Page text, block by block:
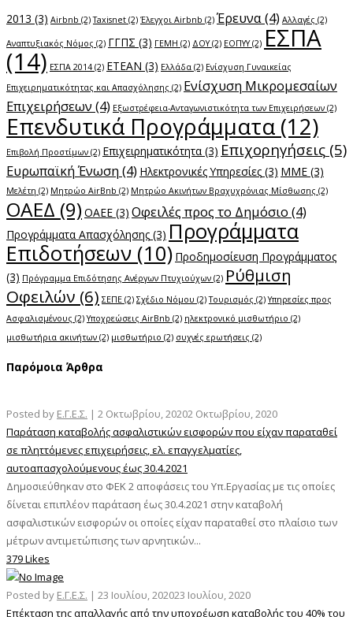
2013 (3) Airbnb (2) Taxisnet (2) Έλεγχοι Airbnb (2) Έρευνα(4) Αλλαγές (2)
Αναπτυξιακός Νόμος (2) ΓΓΠΣ (3) ΓΕΜΗ (2) ΔΟΥ(2) ΕΟΠΥΥ(2) ΕΣΠΑ
(14) ΕΣΠΑ 2014 (2) ΕΤΕΑΝ (3) Ελλάδα (2) Ενίσχυση Γυναικείας
Επιχειρηματικότητας και Απασχόλησης (2) Ενίσχυση Μικρομεσαίων
Επιχειρήσεων (4) Εξωστρέφεια-Ανταγωνιστικότητα των Επιχειρήσεων (2)
Επενδυτικά Προγράμματα (12)
Επιβολή Προστίμων (2) Επιχειρηματικότητα (3) Επιχορηγήσεις (5)
Ευρωπαϊκή Ένωση(4) Ηλεκτρονικές Υπηρεσίες (3) ΜΜΕ (3)
Μελέτη (2) Μητρώο AirBnb (2) Μητρώο Ακινήτων Βραχυχρόνιας Μίσθωσης (2)
ΟΑΕΔ (9) ΟΑΕΕ (3) Οφειλές προς το Δημόσιο (4)
Προγράμματα Απασχόλησης (3) Προγράμματα
Επιδοτήσεων (10) Προδημοσίευση Προγράμματος
(3) Πρόγραμμα Επιδότησης Ανέργων Πτυχιούχων (2) Ρύθμιση
Οφειλών (6) ΣΕΠΕ (2) Σχέδιο Νόμου (2) Τουρισμός (2) Υπηρεσίες προς
Ασφαλισμένους (2) Υποχρεώσεις AirBnb (2) ηλεκτρονικό μισθωτήριο (2)
μισθωτήρια ακινήτων (2) μισθωτήριο (2) συχνές ερωτήσεις (2)
Παρόμοια Άρθρα
Posted by Ε.Γ.Ε.Σ. | 2 Οκτωβρίου, 20202 Οκτωβρίου, 2020
Παράταση καταβολής ασφαλιστικών εισφορών που είχαν παραταθεί
σε πληττόμενες επιχειρήσεις, ελ. επαγγελματίες,
αυτοαπασχολούμενους έως 30.4.2021
Δημοσιεύθηκαν στο ΦΕΚ 2 αποφάσεις του Υπ.Εργασίας με τις οποίες
δίνεται επιπλέον παράταση έως 30.4.2021 στην καταβολή
ασφαλιστικών εισφορών οι οποίες είχαν παραταθεί στο πλαίσιο των
μέτρων αντιμετώπισης των αρνητικών...
379 Likes
Posted by Ε.Γ.Ε.Σ. | 23 Ιουλίου, 202023 Ιουλίου, 2020
Επέκταση της απαλλαγής από την υποχρέωση καταβολής του 40% του